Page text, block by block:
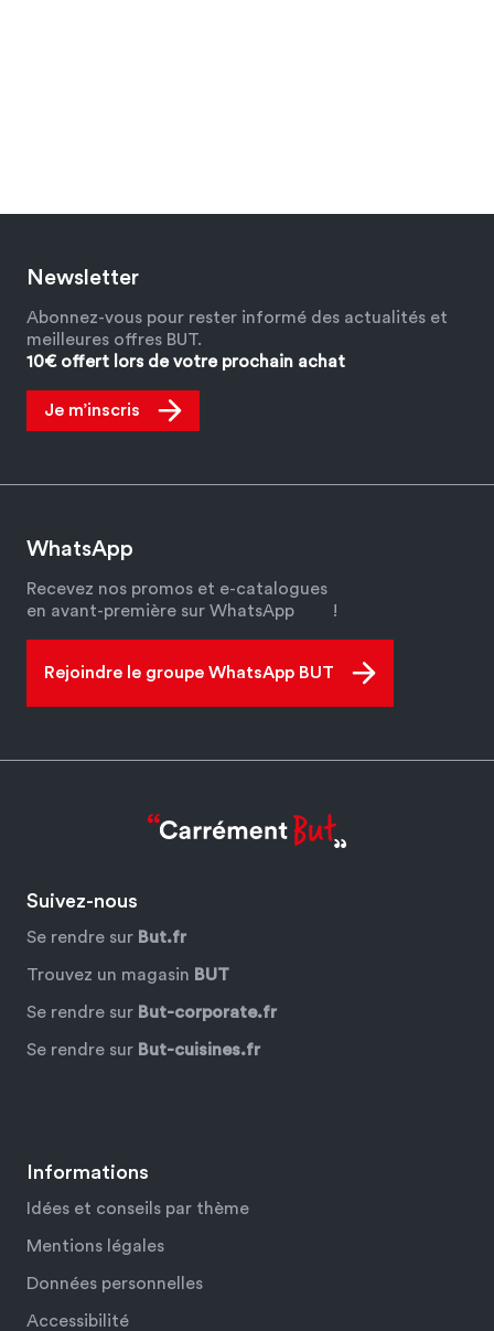
Newsletter
Abonnez-vous pour rester informé des actualités et
meilleures offres BUT.
10€ offert lors de votre prochain achat
Je m’inscris
WhatsApp
Recevez nos promos et e-catalogues
en avant-première sur WhatsApp
!
Rejoindre le groupe WhatsApp BUT
Informations
Idées et conseils par thème
Mentions légales
Données personnelles
Accessibilité
Suivez-nous
Se rendre sur But.fr
Trouvez un magasin BUT
Se rendre sur But-corporate.fr
Se rendre sur But-cuisines.fr